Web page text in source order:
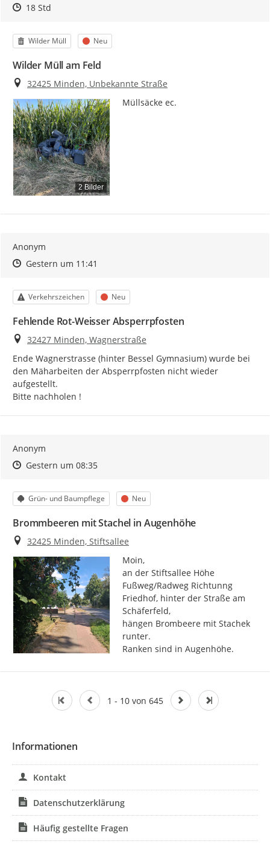
Zeitpunkt des Erstellens
Zeitpunkt des Erstellens
18 StdZur Äußerung
Kategorie
Wilder Müll Status
Neu
Wilder Müll am Feld
Ort
32425 Minden, Unbekannte Straße
2 Bilder
Müllsäcke ec.
Anonym
Zeitpunkt des Erstellens
Zeitpunkt des Erstellens
Gestern um 11:41
Kategorie
Verkehrszeichen Status
Neu
Fehlende Rot-Weisser Absperrpfosten
Ort
32427 Minden, Wagnerstraße
Ende Wagnerstrasse (hinter Bessel Gymnasium) wurde bei
den Mäharbeiten der Absperrpfosten nicht wieder
aufgestellt.
Bitte nachholen !
Anonym
Zeitpunkt des Erstellens
Zeitpunkt des Erstellens
Gestern um 08:35Zur Äußerung
Kategorie
Grün- und Baumpflege Status
Neu
Brommbeeren mit Stachel in Augenhöhe
Ort
32425 Minden, Stiftsallee
Moin,
an der Stiftsallee Höhe
Fußweg/Radweg Richtunng
Friedhof, hinter der Straße am
Schäferfeld,
hängen Brombeere mit Stachek
runter.
Ranken sind in Augenhöhe.
1 - 10 von 645
Informationen
Kontakt
Datenschutzerklärung
Häufig gestellte Fragen